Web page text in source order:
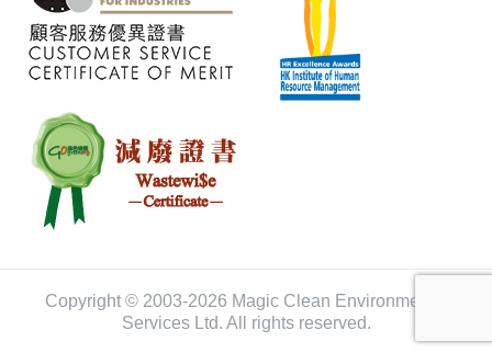
Copyright © 2003-2026 Magic Clean Environmental
Services Ltd. All rights reserved.